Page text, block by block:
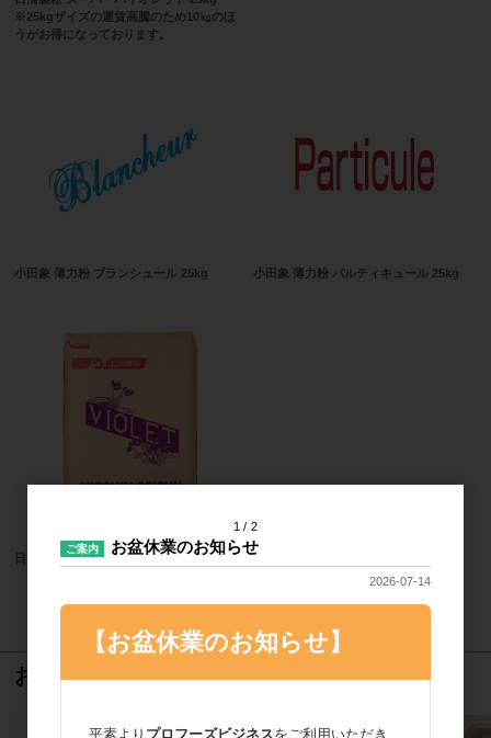
※25kgザイズの運賃高騰のため10㎏のほ
うがお得になっております。
小田象 薄力粉 ブランシュール 25kg 小田象 薄力粉 パルティキュール 25kg
日清製粉 バイオレット 25kg
おすすめ商品
1 2
ご案内 お盆休業のお知らせ
2026-07-14
【お盆休業のお知らせ】
平素より プロフーズビジネスをご利用いただき、